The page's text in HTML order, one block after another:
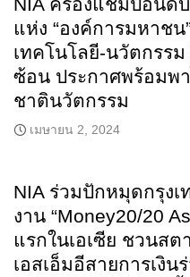
NIA ครองแชมป์อันดั
แห่ง “องค์การมหาชน
เทคโนโลยี-นวัตกรรม
ซ้อน ประกาศพร้อมพ
ชาตินวัตกรรม
เมษายน 2, 2024
NIA ร่วมปักหมุดกรุงเ
งาน “Money20/20
แรกในเอเซีย ชวนสต
เอสเอ็มอีสายการเงิน